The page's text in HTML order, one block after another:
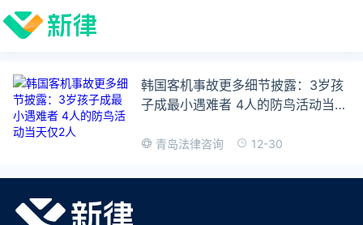
韩国客机事故更多细节披露：3岁孩
子成最小遇难者 4人的防鸟活动当天
青岛法律咨询 12-30